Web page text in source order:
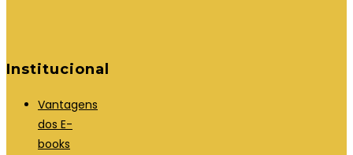
Institucional
Vantagens
dos E-
books